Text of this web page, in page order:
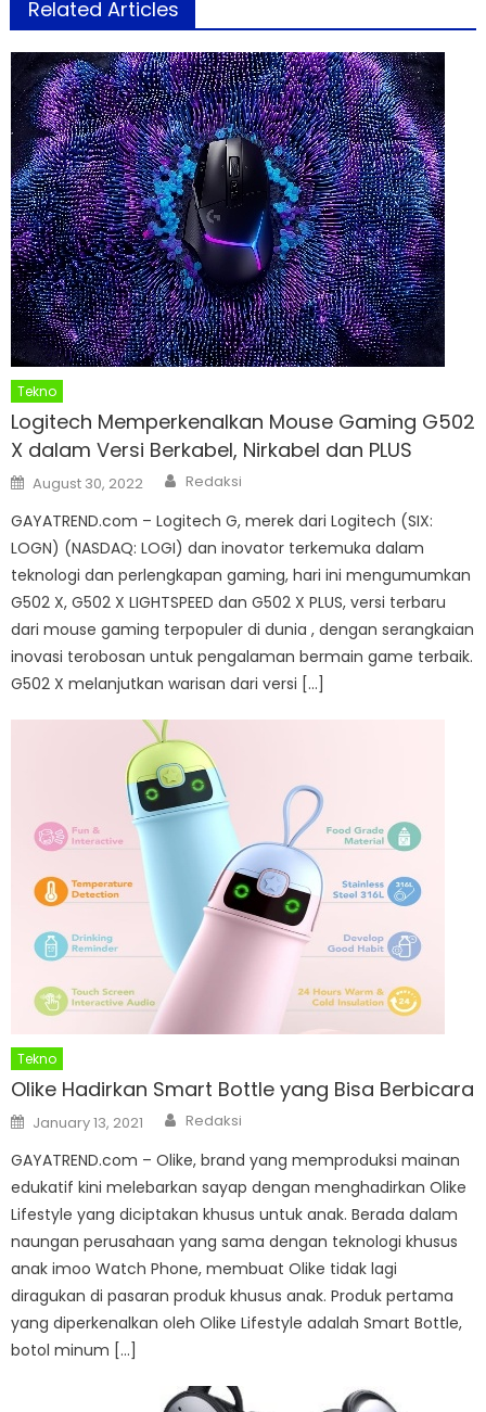
Related Articles
Tekno
Logitech Memperkenalkan Mouse Gaming G502
X dalam Versi Berkabel, Nirkabel dan PLUS
Posted
on
August 30, 2022 Author
Redaksi
GAYATREND.com – Logitech G, merek dari Logitech (SIX:
LOGN) (NASDAQ: LOGI) dan inovator terkemuka dalam
teknologi dan perlengkapan gaming, hari ini mengumumkan
G502 X, G502 X LIGHTSPEED dan G502 X PLUS, versi terbaru
dari mouse gaming terpopuler di dunia , dengan serangkaian
inovasi terobosan untuk pengalaman bermain game terbaik.
G502 X melanjutkan warisan dari versi […]
Tekno
Olike Hadirkan Smart Bottle yang Bisa Berbicara
Posted
on
January 13, 2021 Author
Redaksi
GAYATREND.com – Olike, brand yang memproduksi mainan
edukatif kini melebarkan sayap dengan menghadirkan Olike
Lifestyle yang diciptakan khusus untuk anak. Berada dalam
naungan perusahaan yang sama dengan teknologi khusus
anak imoo Watch Phone, membuat Olike tidak lagi
diragukan di pasaran produk khusus anak. Produk pertama
yang diperkenalkan oleh Olike Lifestyle adalah Smart Bottle,
botol minum […]